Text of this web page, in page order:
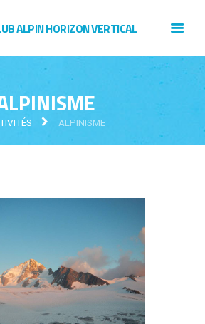
ALPIN HORIZON VERTICAL
ALPINISME